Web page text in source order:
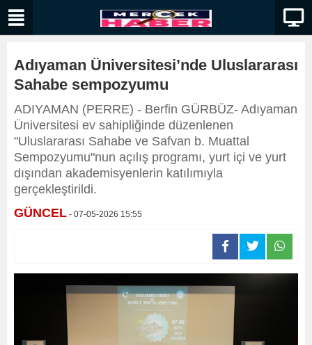
Adıyaman Üniversitesi’nde Uluslararası
Sahabe sempozyumu
ADIYAMAN (PERRE) - Berfin GÜRBÜZ- Adıyaman
Üniversitesi ev sahipliğinde düzenlenen
"Uluslararası Sahabe ve Safvan b. Muattal
Sempozyumu"nun açılış programı, yurt içi ve yurt
dışından akademisyenlerin katılımıyla
gerçekleştirildi.
GÜNCEL - 07-05-2026 15:55